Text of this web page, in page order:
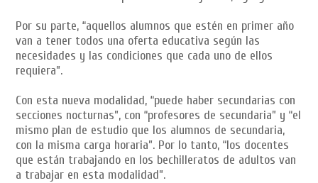
Por su parte, “aquellos alumnos que estén en primer año
van a tener todos una oferta educativa según las
necesidades y las condiciones que cada uno de ellos
requiera”.
Con esta nueva modalidad, “puede haber secundarias con
secciones nocturnas”, con “profesores de secundaria” y “el
mismo plan de estudio que los alumnos de secundaria,
con la misma carga horaria”. Por lo tanto, “los docentes
que están trabajando en los bechilleratos de adultos van
a trabajar en esta modalidad”.